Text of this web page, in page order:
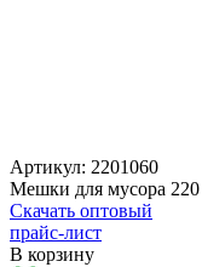
Артикул: 2201060
Мешки для мусора
Скачать оптовый
прайс-лист
В корзину